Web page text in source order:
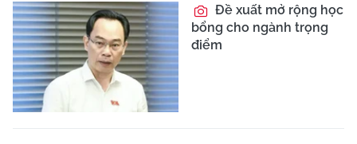
Đề xuất mở rộng học
bổng cho ngành trọng
điểm